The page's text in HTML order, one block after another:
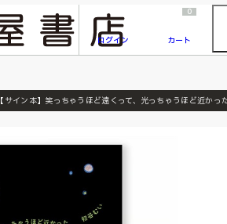
『ONE PIECE magazine 021 ONE PIECEカード付き同梱版』発売延期のご案内
ログイン
0
カート
【サイン本】笑っちゃうほど遠くって、光っちゃうほど近かっ